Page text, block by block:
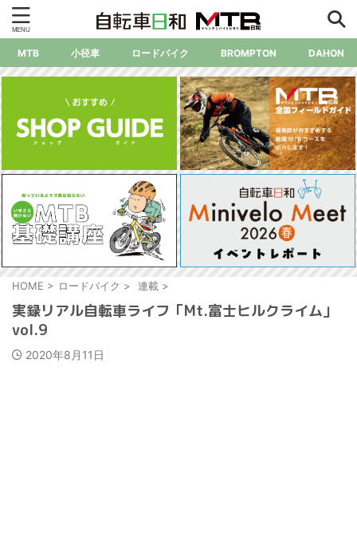
MTB 小径車 ロードバイク BROMPTON DAHON
HOME > ロードバイク > 連載 >
実録リアル自転車ライフ「Mt.富士ヒルクライム」
vol.9
2020年8月11日